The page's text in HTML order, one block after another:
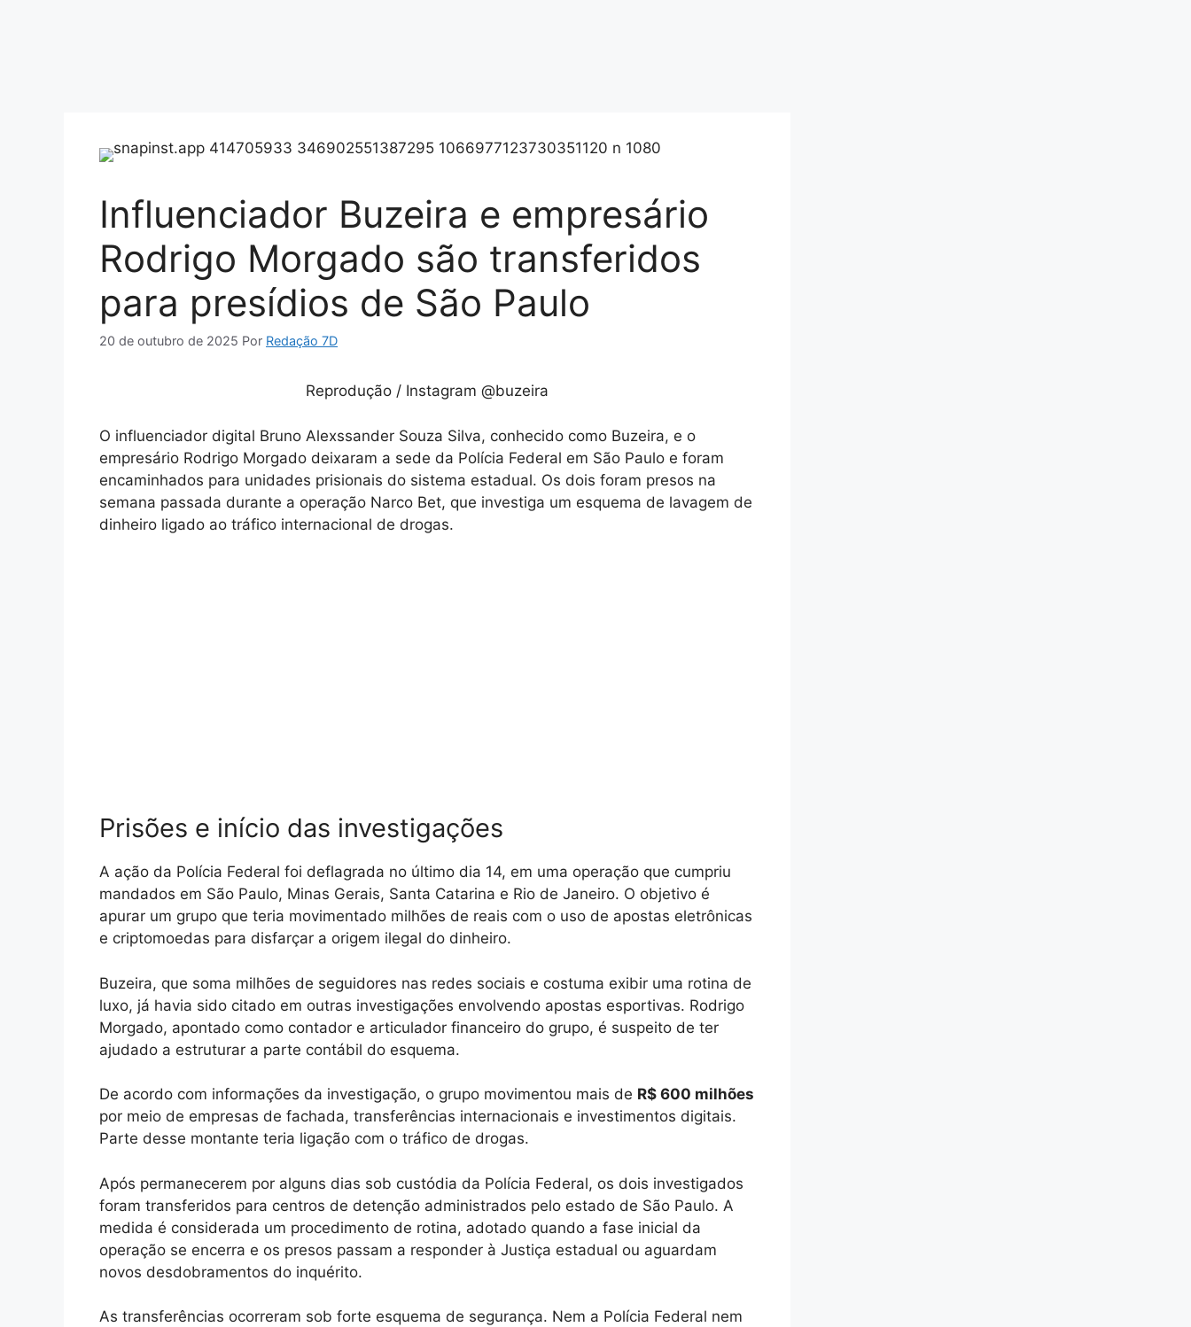
Influenciador Buzeira e empresário
Rodrigo Morgado são transferidos
para presídios de São Paulo
20 de outubro de 2025 Por Redação 7D
Reprodução / Instagram @buzeira
O influenciador digital Bruno Alexssander Souza Silva, conhecido como Buzeira, e o
empresário Rodrigo Morgado deixaram a sede da Polícia Federal em São Paulo e foram
encaminhados para unidades prisionais do sistema estadual. Os dois foram presos na
semana passada durante a operação Narco Bet, que investiga um esquema de lavagem de
dinheiro ligado ao tráfico internacional de drogas.
Prisões e início das investigações
A ação da Polícia Federal foi deflagrada no último dia 14, em uma operação que cumpriu
mandados em São Paulo, Minas Gerais, Santa Catarina e Rio de Janeiro. O objetivo é
apurar um grupo que teria movimentado milhões de reais com o uso de apostas eletrônicas
e criptomoedas para disfarçar a origem ilegal do dinheiro.
Buzeira, que soma milhões de seguidores nas redes sociais e costuma exibir uma rotina de
luxo, já havia sido citado em outras investigações envolvendo apostas esportivas. Rodrigo
Morgado, apontado como contador e articulador financeiro do grupo, é suspeito de ter
ajudado a estruturar a parte contábil do esquema.
De acordo com informações da investigação, o grupo movimentou mais de R$ 600 milhões
por meio de empresas de fachada, transferências internacionais e investimentos digitais.
Parte desse montante teria ligação com o tráfico de drogas.
Após permanecerem por alguns dias sob custódia da Polícia Federal, os dois investigados
foram transferidos para centros de detenção administrados pelo estado de São Paulo. A
medida é considerada um procedimento de rotina, adotado quando a fase inicial da
operação se encerra e os presos passam a responder à Justiça estadual ou aguardam
novos desdobramentos do inquérito.
As transferências ocorreram sob forte esquema de segurança. Nem a Polícia Federal nem